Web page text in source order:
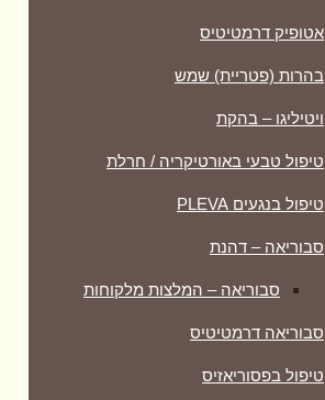
אטופיק דרמטיטיס
בהרות (פטריית) שמש
ויטיליגו – בהקת
טיפול טבעי באורטיקריה / חרלת
טיפול בנגעים PLEVA
סבוריאה – דהנת
סבוריאה – המלצות מלקוחות
סבוריאה דרמטיטיס
טיפול בפסוריאזיס